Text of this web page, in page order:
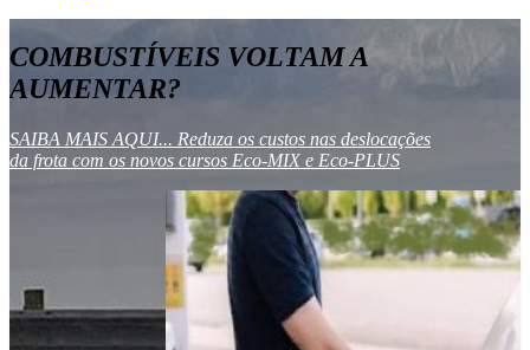
COMBUSTÍVEIS VOLTAM A
AUMENTAR?
SAIBA MAIS AQUI... Reduza os custos nas deslocações
da frota com os novos cursos Eco-MIX e Eco-PLUS